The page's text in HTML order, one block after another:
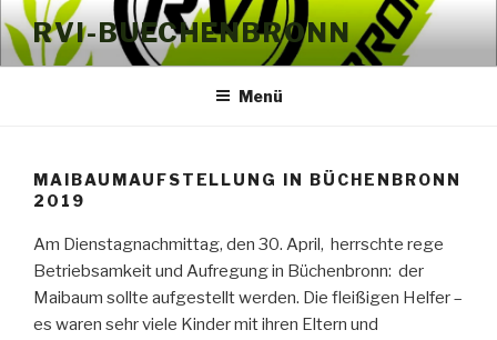
Zum
Inhalt
springen
RVI-BUECHENBRONN
Menü
MAIBAUMAUFSTELLUNG IN BÜCHENBRONN
2019
Am Dienstagnachmittag, den 30. April, herrschte rege
Betriebsamkeit und Aufregung in Büchenbronn: der
Maibaum sollte aufgestellt werden. Die fleißigen Helfer –
es waren sehr viele Kinder mit ihren Eltern und